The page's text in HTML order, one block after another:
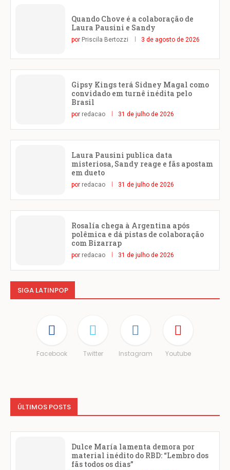
Quando Chove é a colaboração de
Laura Pausini e Sandy
por Priscila Bertozzi 3 de agosto de 2026
Gipsy Kings terá Sidney Magal como
convidado em turnê inédita pelo
Brasil
por redacao 31 de julho de 2026
Laura Pausini publica data
misteriosa, Sandy reage e fãs apostam
em dueto
por redacao 31 de julho de 2026
Rosalía chega à Argentina após
polêmica e dá pistas de colaboração
com Bizarrap
por redacao 31 de julho de 2026
SIGA LATINPOP
Facebook Twitter Instagram Youtube
ÚLTIMOS POSTS
Dulce María lamenta demora por
material inédito do RBD: “Lembro dos
fãs todos os dias”